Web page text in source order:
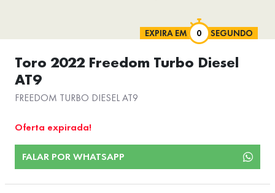
EXPIRA EM SEGUNDO
Toro 2022 Freedom Turbo Diesel
AT9
FREEDOM TURBO DIESEL AT9
Oferta expirada!
FALAR POR WHATSAPP